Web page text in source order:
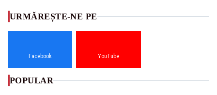
URMĂREȘTE-NE PE
Facebook YouTube
POPULAR